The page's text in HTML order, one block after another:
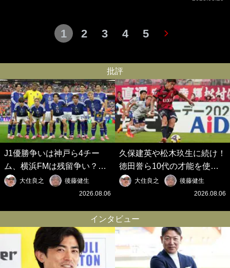
1 2 3 4 5
批評
J1優勝争いは神戸ら4チー
ム、横浜FMは残留争い？大
混戦のJ2はRB大宮に注目！
歴代最強の日本代表をJリー
の秋春制｣の大激論】(6)
大住良之
後藤健生
2026.08.06
久保建英や松木玖生に続け！
徳田誉ら10代の才能を使い
切れないJクラブの課題と、
｢0円欧州移籍｣撲滅への処方
春制｣の大激論】(5)
大住良之
後藤健生
2026.08.06
インタビュー